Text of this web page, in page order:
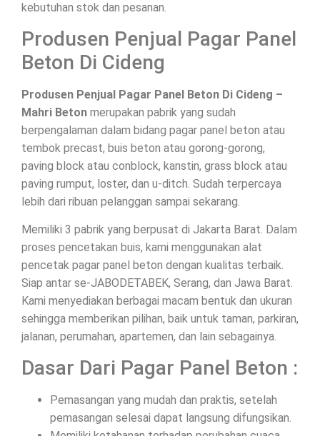
kebutuhan stok dan pesanan.
Produsen Penjual Pagar Panel
Beton Di Cideng
Produsen Penjual Pagar Panel Beton Di Cideng –
Mahri Beton merupakan pabrik yang sudah
berpengalaman dalam bidang pagar panel beton atau
tembok precast, buis beton atau gorong-gorong,
paving block atau conblock, kanstin, grass block atau
paving rumput, loster, dan u-ditch. Sudah terpercaya
lebih dari ribuan pelanggan sampai sekarang.
Memiliki 3 pabrik yang berpusat di Jakarta Barat. Dalam
proses pencetakan buis, kami menggunakan alat
pencetak pagar panel beton dengan kualitas terbaik.
Siap antar se-JABODETABEK, Serang, dan Jawa Barat.
Kami menyediakan berbagai macam bentuk dan ukuran
sehingga memberikan pilihan, baik untuk taman, parkiran,
jalanan, perumahan, apartemen, dan lain sebagainya.
Dasar Dari Pagar Panel Beton :
Pemasangan yang mudah dan praktis, setelah
pemasangan selesai dapat langsung difungsikan.